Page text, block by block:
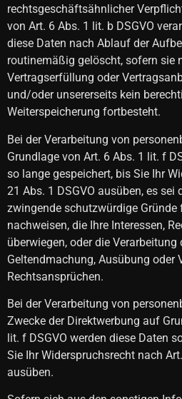
rechtsgeschäftsähnlicher
von Art. 6 Abs. 1 lit. b DSGVO
diese Daten nach Ablauf der
routinemäßig gelöscht, sofern sie
Vertragserfüllung oder
und/oder unsererseits kein
Weiterspeicherung fortbesteht.
Bei der Verarbeitung von
Grundlage von Art. 6 Abs. 1 lit. f
so lange gespeichert, bis Sie Ihr
21 Abs. 1 DSGVO ausüben, es sei
zwingende schutzwürdige Gründe
nachweisen, die Ihre Interessen,
überwiegen, oder die Verarbeitung
Geltendmachung, Ausübung oder
Rechtsansprüchen.
Bei der Verarbeitung von
Zwecke der Direktwerbung auf
lit. f DSGVO werden diese Daten
Sie Ihr Widerspruchsrecht nach
ausüben.